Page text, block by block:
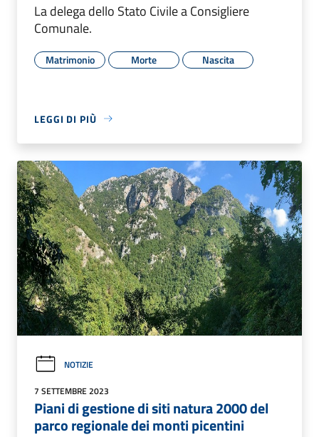
La delega dello Stato Civile a Consigliere
Comunale.
Matrimonio Morte Nascita
LEGGI DI PIÙ
NOTIZIE
7 SETTEMBRE 2023
Piani di gestione di siti natura 2000 del
parco regionale dei monti picentini